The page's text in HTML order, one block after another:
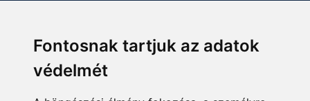
Fontosnak tartjuk az adatok
védelmét